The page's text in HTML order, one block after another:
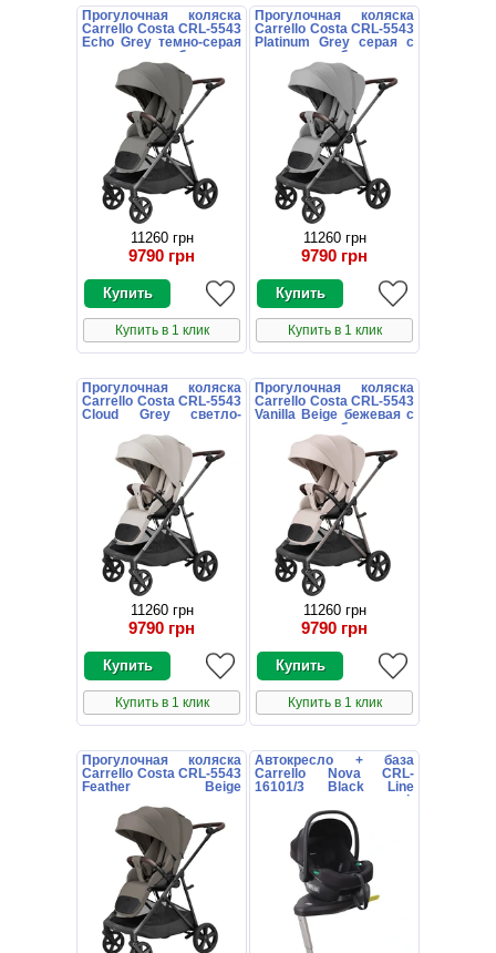
Прогулочная коляска
Carrello Costa CRL-5543
Echo Grey темно-серая
с поворотным блоком
11260 грн
9790 грн
Купить в 1 клик
Прогулочная коляска
Carrello Costa CRL-5543
Platinum Grey серая с
поворотным блоком
11260 грн
9790 грн
Купить в 1 клик
Прогулочная коляска
Carrello Costa CRL-5543
Cloud Grey светло-
блоком
11260 грн
9790 грн
Купить в 1 клик
Прогулочная коляска
Carrello Costa CRL-5543
Vanilla Beige бежевая с
поворотным блоком
11260 грн
9790 грн
Купить в 1 клик
Прогулочная коляска
Carrello Costa CRL-5543
Feather Beige
поворотным блоком
Автокресло + база
Carrello Nova CRL-
16101/3 Black Line
черное поворотное i-
Size Isofix